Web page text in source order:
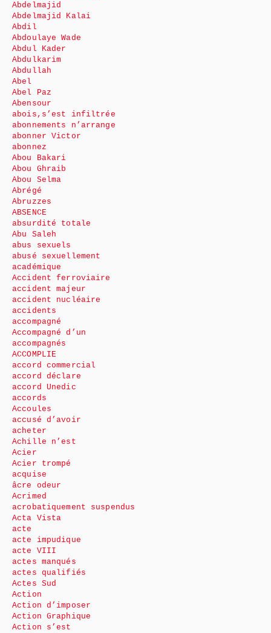
Abdelmajid
Abdelmajid Kalai
Abdil
Abdoulaye Wade
Abdul Kader
Abdulkarim
Abdullah
Abel
Abel Paz
Abensour
abois,s’est infiltrée
abonnements n’arrange
abonner Victor
abonnez
Abou Bakari
Abou Ghraib
Abou Selma
Abrégé
Abruzzes
ABSENCE
absurdité totale
Abu Saleh
abus sexuels
abusé sexuellement
académique
Accident ferroviaire
accident majeur
accident nucléaire
accidents
accompagné
Accompagné d’un
accompagnés
ACCOMPLIE
accord commercial
accord déclare
accord Unedic
accords
Accoules
accusé d’avoir
acheter
Achille n’est
Acier
Acier trompé
acquise
âcre odeur
Acrimed
acrobatiquement suspendus
Acta Vista
acte
acte impudique
acte VIII
actes manqués
actes qualifiés
Actes Sud
Action
Action d’imposer
Action Graphique
Action s’est